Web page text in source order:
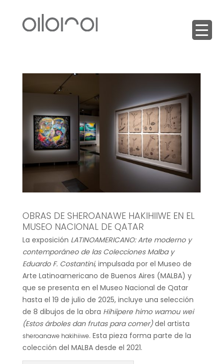
OBRAS DE SHEROANAWE HAKIHIIWE EN EL
MUSEO NACIONAL DE QATAR
La exposición LATINOAMERICANO: Arte moderno y
contemporáneo de las Colecciones Malba y
Eduardo F. Costantini, impulsada por el Museo de
Arte Latinoamericano de Buenos Aires (MALBA) y
que se presenta en el Museo Nacional de Qatar
hasta el 19 de julio de 2025, incluye una selección
de 8 dibujos de la obra Hihiipere himo wamou wei
(Estos árboles dan frutas para comer)del artista
sheroanawe hakihiiwe. Esta pieza forma parte de la
colección del MALBA desde el 2021.